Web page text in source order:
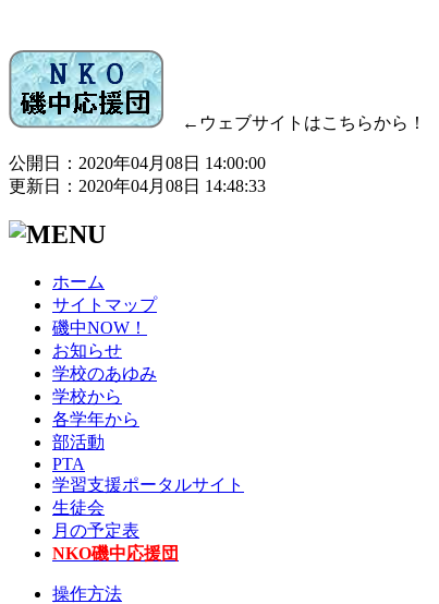
←ウェブサイトはこちらから！
公開日：2020年04月08日 14:00:00
更新日：2020年04月08日 14:48:33
ホーム
サイトマップ
磯中NOW！
お知らせ
学校のあゆみ
学校から
各学年から
部活動
PTA
学習支援ポータルサイト
生徒会
月の予定表
NKO磯中応援団
操作方法